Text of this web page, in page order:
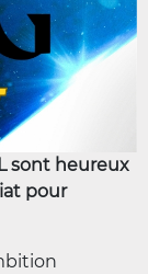
sont heureux
pour